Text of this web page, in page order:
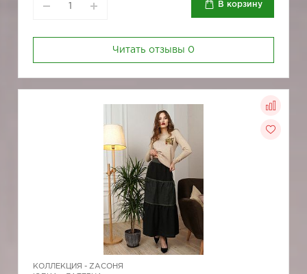
В корзину
Читать отзывы 0
КОЛЛЕКЦИЯ - ZAСОНЯ